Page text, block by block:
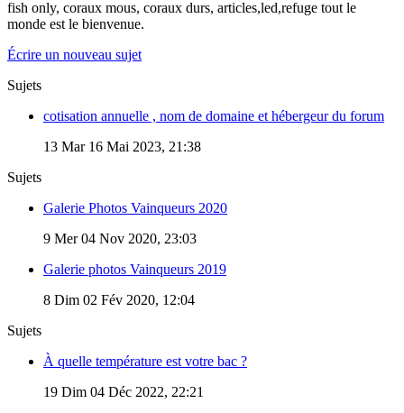
fish only, coraux mous, coraux durs, articles,led,refuge tout le
monde est le bienvenue.
Écrire un nouveau sujet
Sujets
cotisation annuelle , nom de domaine et hébergeur du forum
13 Mar 16 Mai 2023, 21:38
Sujets
Galerie Photos Vainqueurs 2020
9 Mer 04 Nov 2020, 23:03
Galerie photos Vainqueurs 2019
8 Dim 02 Fév 2020, 12:04
Sujets
À quelle température est votre bac ?
19 Dim 04 Déc 2022, 22:21